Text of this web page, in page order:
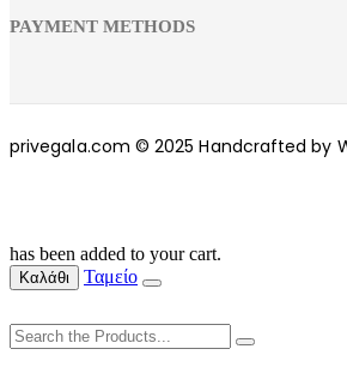
PAYMENT METHODS
privegala.com © 2025 Handcrafted by
has been added to your cart.
Καλάθι Ταμείο